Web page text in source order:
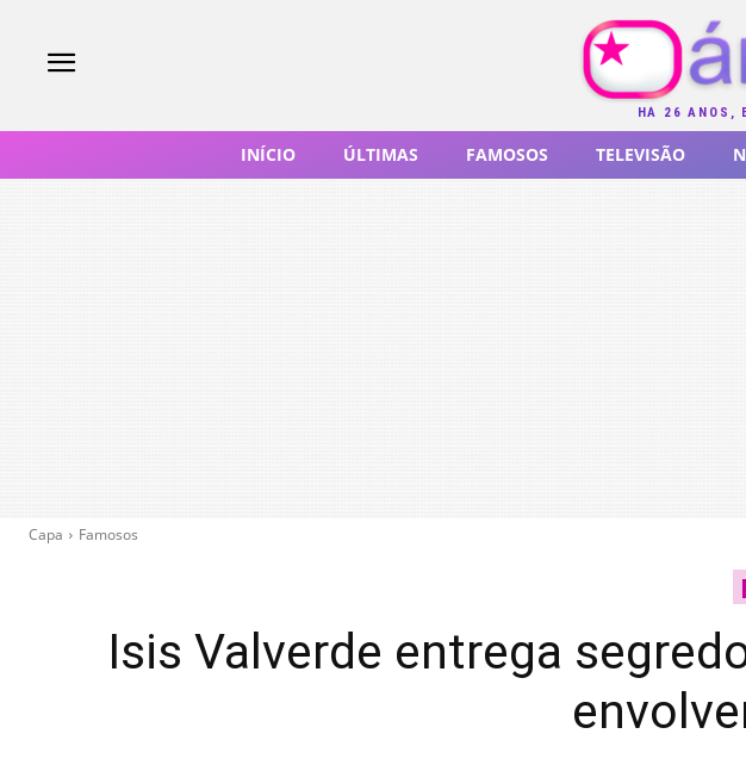
HÁ 26 ANOS,
INÍCIO ÚLTIMAS FAMOSOS TELEVISÃO
Capa Famosos
Isis Valverde entrega